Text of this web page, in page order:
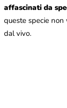
affascinati da
queste specie
dal vivo.